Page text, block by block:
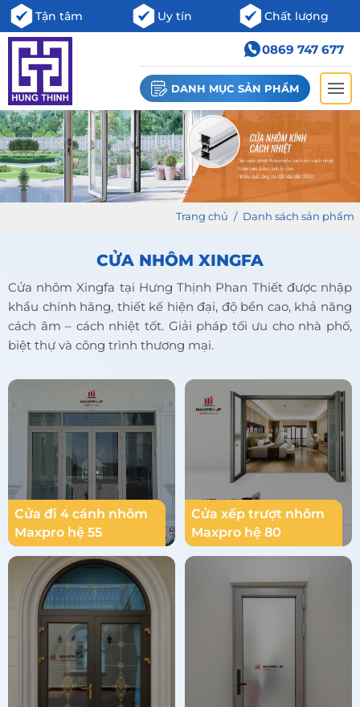
Tận tâm Uy tín Chất lượng
0869 747 677
DANH MỤC SẢN PHẨM
Trang chủ / Danh sách sản phẩm
CỬA NHÔM XINGFA
Cửa nhôm Xingfa tại Hưng Thịnh Phan Thiết được nhập
khẩu chính hãng, thiết kế hiện đại, độ bền cao, khả năng
cách âm – cách nhiệt tốt. Giải pháp tối ưu cho nhà phố,
biệt thự và công trình thương mại.
Cửa đi 4 cánh nhôm
Maxpro hệ 55
Cửa xếp trượt nhôm
Maxpro hệ 80